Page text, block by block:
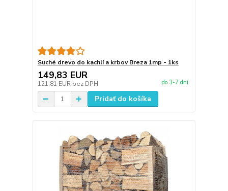
Suché drevo do kachlí a krbov Breza 1mp - 1ks
149,83 EUR
121,81 EUR bez DPH do 3-7 dní
Pridať do košíka